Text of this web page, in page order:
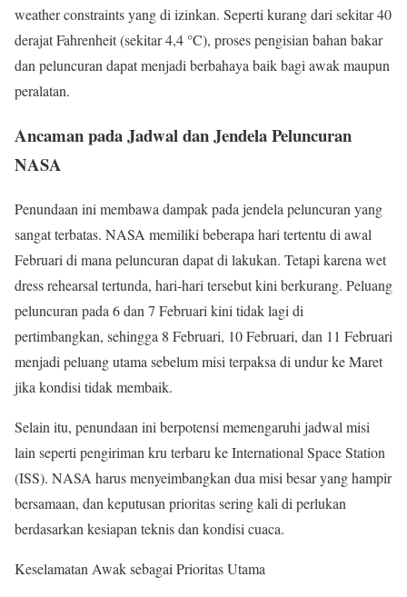
weather constraints yang di izinkan. Seperti kurang dari sekitar 40
derajat Fahrenheit (sekitar 4,4 °C), proses pengisian bahan bakar
dan peluncuran dapat menjadi berbahaya baik bagi awak maupun
peralatan.
Ancaman pada Jadwal dan Jendela Peluncuran
NASA
Penundaan ini membawa dampak pada jendela peluncuran yang
sangat terbatas. NASA memiliki beberapa hari tertentu di awal
Februari di mana peluncuran dapat di lakukan. Tetapi karena wet
dress rehearsal tertunda, hari-hari tersebut kini berkurang. Peluang
peluncuran pada 6 dan 7 Februari kini tidak lagi di
pertimbangkan, sehingga 8 Februari, 10 Februari, dan 11 Februari
menjadi peluang utama sebelum misi terpaksa di undur ke Maret
jika kondisi tidak membaik.
Selain itu, penundaan ini berpotensi memengaruhi jadwal misi
lain seperti pengiriman kru terbaru ke International Space Station
(ISS). NASA harus menyeimbangkan dua misi besar yang hampir
bersamaan, dan keputusan prioritas sering kali di perlukan
berdasarkan kesiapan teknis dan kondisi cuaca.
Keselamatan Awak sebagai Prioritas Utama